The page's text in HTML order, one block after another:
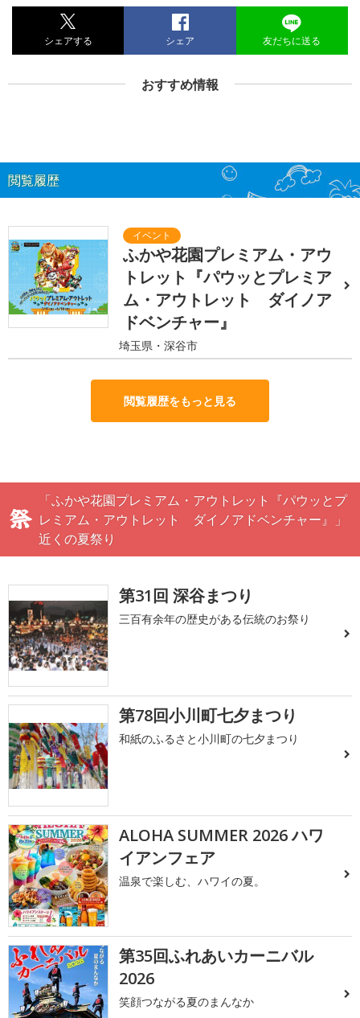
シェアする シェア 友だちに送る
おすすめ情報
閲覧履歴
ふかや花園プレミアム・アウ
トレット『パウッとプレミア
ム・アウトレット ダイノア
ドベンチャー』
埼玉県・深谷市
閲覧履歴をもっと見る
「ふかや花園プレミアム・アウトレット『パウッとプ
レミアム・アウトレット ダイノアドベンチャー』」
近くの夏祭り
第31回 深谷まつり
三百有余年の歴史がある伝統のお祭り
第78回小川町七夕まつり
和紙のふるさと小川町の七夕まつり
ALOHA SUMMER 2026 ハワ
イアンフェア
温泉で楽しむ、ハワイの夏。
第35回ふれあいカーニバル
2026
笑顔つながる夏のまんなか